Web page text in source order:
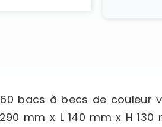
bacs à becs de
mm x L 140 mm x H 130